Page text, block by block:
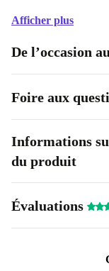
Afficher plus
De l’occasion
Foire aux
Informations
du produit
Évaluations